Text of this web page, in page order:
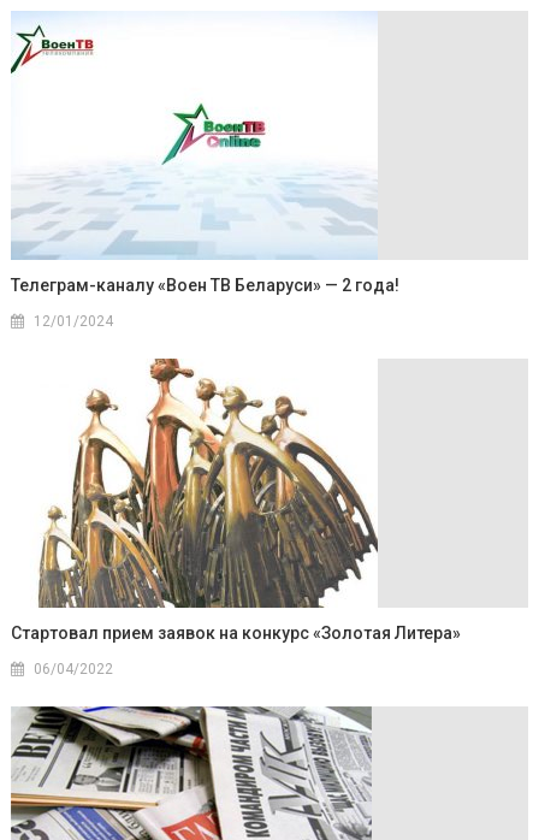
Телеграм-каналу «Воен ТВ Беларуси» — 2 года!
12/01/2024
Стартовал прием заявок на конкурс «Золотая Литера»
06/04/2022